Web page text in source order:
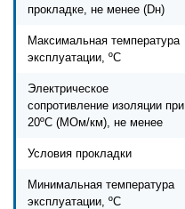
прокладке, не менее (Dн)
Максимальная температура
эксплуатации, ºС
Электрическое
сопротивление изоляции при
20ºC (МОм/км), не менее
Условия прокладки
Минимальная температура
эксплуатации, ºС